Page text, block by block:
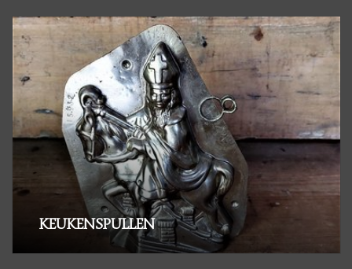
KEUKENSPULLEN